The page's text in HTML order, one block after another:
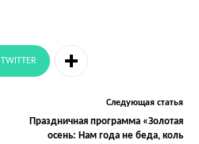
TWITTER
Следующая статья
Праздничная программа «Золотая
осень: Нам года не беда, коль